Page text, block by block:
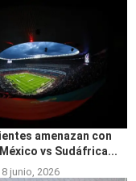
amenazan con
vs Sudáfrica...
8 junio, 2026